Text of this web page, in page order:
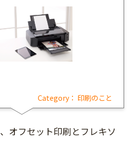
Category： 印刷のこと
オフセット印刷とフレキソ